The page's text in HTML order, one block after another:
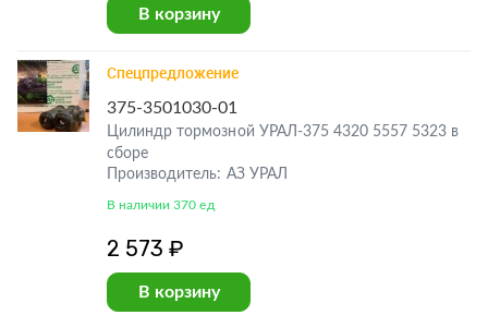
В корзину
Спецпредложение
375-3501030-01
Цилиндр тормозной УРАЛ-375 4320 5557 5323 в
сборе
Производитель: АЗ УРАЛ
В наличии 370 ед
2 573 ₽
В корзину